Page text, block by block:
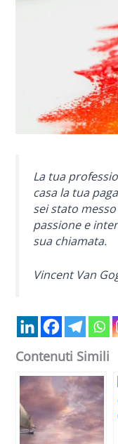
La tua
casa la tua
sei stato
passione e
sua chiamata.
Vincent Van
Contenuti Simili